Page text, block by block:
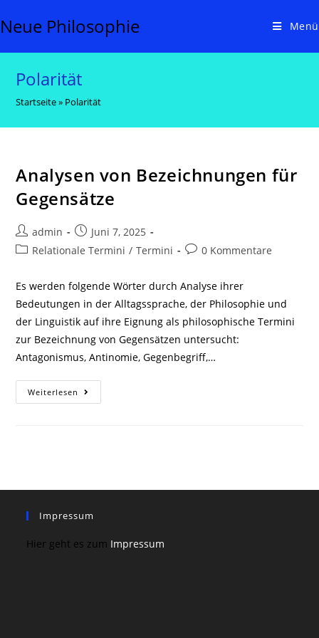
Inhalt
Neue Philosophie Menü
Polarität
Startseite» Polarität
Analysen von Bezeichnungen für
Gegensätze
Beitrags-
Autor:
admin
Beitrag
veröffentlicht:
Juni 7, 2025
Beitrags-
Relationale Termini / Termini
Beitrags-
0 Kommentare
Es werden folgende Wörter durch Analyse ihrer
Bedeutungen in der Alltagssprache, der Philosophie und
der Linguistik auf ihre Eignung als philosophische Termini
zur Bezeichnung von Gegensätzen untersucht:
Antagonismus, Antinomie, Gegenbegriff,…
Weiterlesen Analysen
Von
Impressum
Hier geht es zum Impressum